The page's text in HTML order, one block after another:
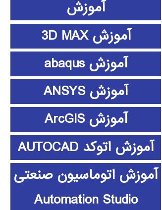
آموزش
آموزش 3D MAX
آموزش abaqus
آموزش ANSYS
آموزش ArcGIS
آموزش اتوکد AUTOCAD
آموزش اتوماسیون صنعتی
Automation Studio